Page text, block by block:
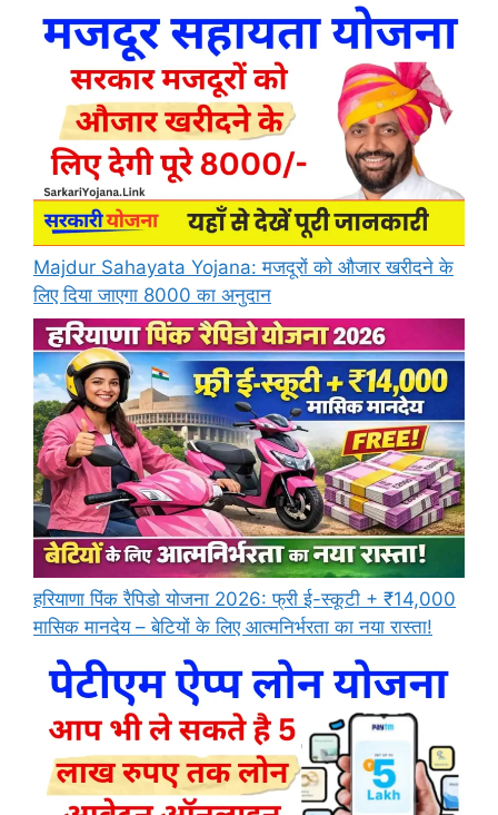
Majdur Sahayata Yojana: मजदूरों को औजार खरीदने के
लिए दिया जाएगा 8000 का अनुदान
हरियाणा पिंक रैपिडो योजना 2026: फ्री ई-स्कूटी + ₹14,000
मासिक मानदेय – बेटियों के लिए आत्मनिर्भरता का नया रास्ता!